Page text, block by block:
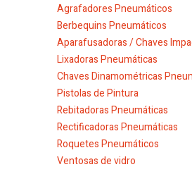
Agrafadores Pneumáticos
Berbequins Pneumáticos
Aparafusadoras / Chaves
Lixadoras Pneumáticas
Chaves Dinamométricas
Pistolas de Pintura
Rebitadoras Pneumáticas
Rectificadoras Pneumáticas
Roquetes Pneumáticos
Ventosas de vidro